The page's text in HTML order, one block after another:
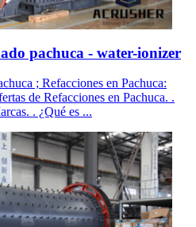
pachuca - water-ionizer
; Refacciones en Pachuca:
de Refacciones en Pachuca. .
. ¿Qué es ...